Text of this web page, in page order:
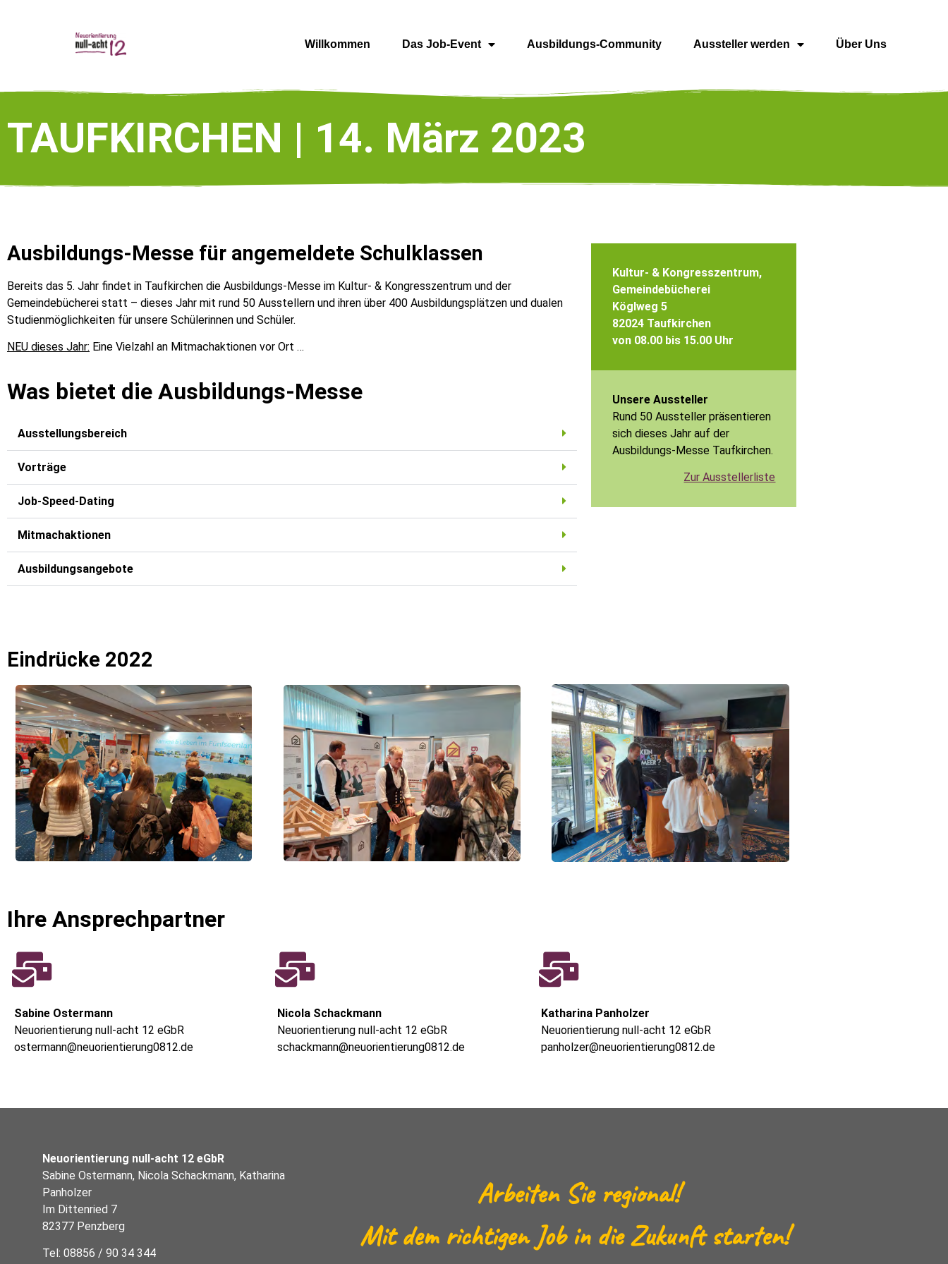
Willkommen Das Job-Event Ausbildungs-Community Aussteller werden Über Uns
TAUFKIRCHEN | 14. März 2023
Ausbildungs-Messe für angemeldete Schulklassen
Bereits das 5. Jahr findet in Taufkirchen die Ausbildungs-Messe im Kultur- & Kongresszentrum und der
Gemeindebücherei statt – dieses Jahr mit rund 50 Ausstellern und ihren über 400 Ausbildungsplätzen und dualen
Studienmöglichkeiten für unsere Schülerinnen und Schüler.
NEU dieses Jahr: Eine Vielzahl an Mitmachaktionen vor Ort …
Was bietet die Ausbildungs-Messe
Ausstellungsbereich
Vorträge
Job-Speed-Dating
Mitmachaktionen
Ausbildungsangebote
Kultur- & Kongresszentrum,
Gemeindebücherei
Köglweg 5
82024 Taufkirchen
von 08.00 bis 15.00 Uhr
Unsere Aussteller
Rund 50 Aussteller präsentieren
sich dieses Jahr auf der
Ausbildungs-Messe Taufkirchen.
Zur Ausstellerliste
Eindrücke 2022
Ihre Ansprechpartner
Sabine Ostermann
Neuorientierung null-acht 12 eGbR
ostermann@neuorientierung0812.de
Nicola Schackmann
Neuorientierung null-acht 12 eGbR
schackmann@neuorientierung0812.de
Katharina Panholzer
Neuorientierung null-acht 12 eGbR
panholzer@neuorientierung0812.de
Neuorientierung null-acht 12 eGbR
Sabine Ostermann, Nicola Schackmann, Katharina
Panholzer
Im Dittenried 7
82377 Penzberg
Tel: 08856 / 90 34 344
Arbeiten Sie regional!
Mit dem richtigen Job in die Zukunft starten!